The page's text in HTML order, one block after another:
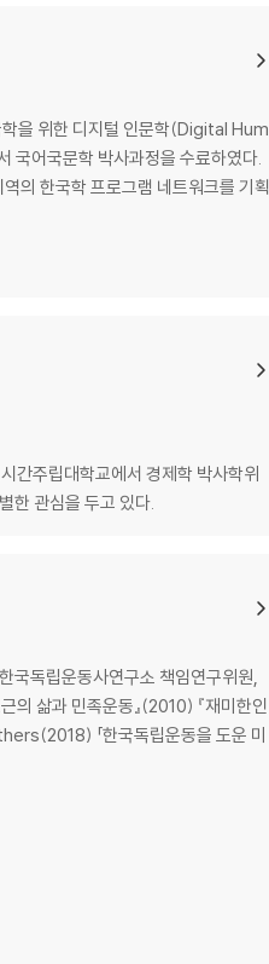
학을 위한 디지털 인문학(Digital Hum
국어국문학 박사과정을 수료하였다.
의 한국학 프로그램 네트워크를 기획
간주립대학교에서 경제학 박사학위
한 관심을 두고 있다.
국독립운동사연구소 책임연구위원,
「한국독립운동을 도운 미